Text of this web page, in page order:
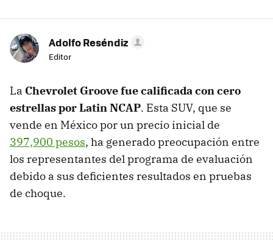
Adolfo Reséndiz
Editor
La Chevrolet Groove fue calificada con cero
estrellas por Latin NCAP. Esta SUV, que se
vende en México por un precio inicial de
397,900 pesos, ha generado preocupación entre
los representantes del programa de evaluación
debido a sus deficientes resultados en pruebas
de choque.